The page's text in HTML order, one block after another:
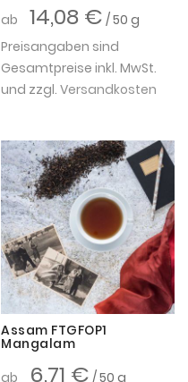
ab
14,08 € / 50 g
Preisangaben sind
Gesamtpreise inkl. MwSt.
und zzgl. Versandkosten
Assam FTGFOP1
Mangalam
ab
6,71 € / 50 g